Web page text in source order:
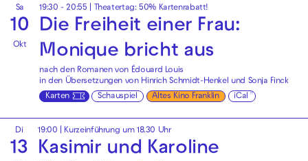
Sa
10
Okt
19:30 - 20:55 Theatertag: 50% Kartenrabatt!
Die Freiheit einer Frau:
Monique bricht aus
nach den Romanen von Édouard Louis
in den Übersetzungen von Hinrich Schmidt-Henkel und Sonja Finck
Karten
Schauspiel Altes Kino Franklin iCal
Di
13
19:00 | Kurzeinführung um 18.30 Uhr
Kasimir und Karoline